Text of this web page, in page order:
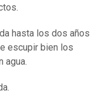
hasta los dos años
escupir bien los
agua.